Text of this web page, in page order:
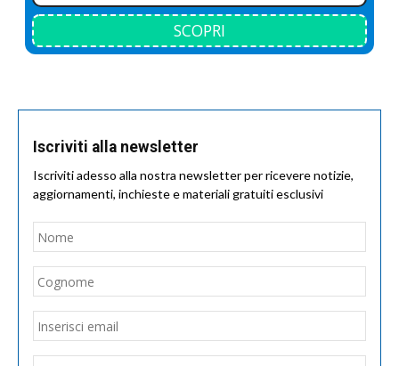
SCOPRI
Iscriviti alla newsletter
Iscriviti adesso alla nostra newsletter per ricevere notizie,
aggiornamenti, inchieste e materiali gratuiti esclusivi
Nome
Email